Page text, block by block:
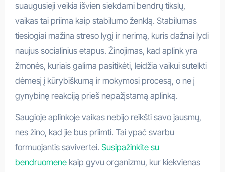
suaugusieji veikia išvien siekdami bendrų tikslų,
vaikas tai priima kaip stabilumo ženklą. Stabilumas
tiesiogiai mažina streso lygį ir nerimą, kuris dažnai lydi
naujus socialinius etapus. Žinojimas, kad aplink yra
žmonės, kuriais galima pasitikėti, leidžia vaikui sutelkti
dėmesį į kūrybiškumą ir mokymosi procesą, o ne į
gynybinę reakciją prieš nepažįstamą aplinką.
Saugioje aplinkoje vaikas nebijo reikšti savo jausmų,
nes žino, kad jie bus priimti. Tai ypač svarbu
formuojantis savivertei. Susipažinkite su
bendruomenekaip gyvu organizmu, kur kiekvienas